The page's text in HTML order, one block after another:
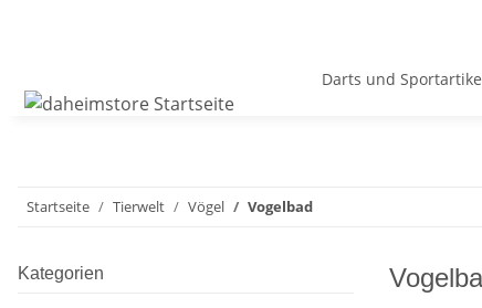
Darts und
Startseite Tierwelt Vögel Vogelbad
Kategorien